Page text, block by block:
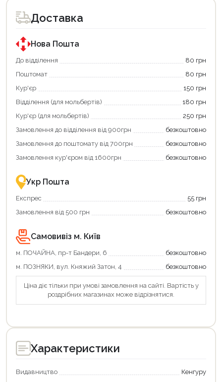
для
покупки
державною
програмою
єКнига.
Використовуйте
карту
щоб
зекономити
та
отримати
переваги!
картою
єКнига
–
зручно
та
для
покупки
державною
програмою
«Національний
кешбек».
покупку
«Національний
кешбек»
та
отримуйте
повернення
Економте
більше
разом
державною
підтримкою!
Доставка
Нова Пошта
До відділення
80 грн
Поштомат
80 грн
Кур'єр
150 грн
Відділення (для мольбертів)
180 грн
Кур'єр (для мольбертів)
250 грн
Замовлення до відділення від 900грн
безкоштовно
Замовлення до поштомату від 700грн
безкоштовно
Замовлення кур'єром від 1600грн
безкоштовно
Укр Пошта
Експрес
55 грн
Замовлення від 500 грн
безкоштовно
Самовивіз м. Київ
м. ПОЧАЙНА, пр-т Бандери, 6
безкоштовно
м. ПОЗНЯКИ, вул. Княжий Затон, 4
безкоштовно
Ціна діє тільки при умові замовлення на сайті. Вартість у
роздрібних магазинах може відрізнятися.
Характеристики
Видавництво
Кенгуру